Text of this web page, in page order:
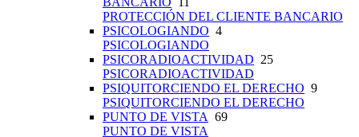
PROTECCIÓN DEL CLIENTE BANCARIO
PSICOLOGIANDO 4
PSICOLOGIANDO
PSICORADIOACTIVIDAD 25
PSICORADIOACTIVIDAD
PSIQUITORCIENDO EL DERECHO 9
PSIQUITORCIENDO EL DERECHO
PUNTO DE VISTA 69
PUNTO DE VISTA